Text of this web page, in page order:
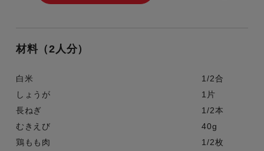
材料（2人分）
白米
1/2合
しょうが
1片
長ねぎ
1/2本
むきえび
40g
鶏もも肉
1/2枚